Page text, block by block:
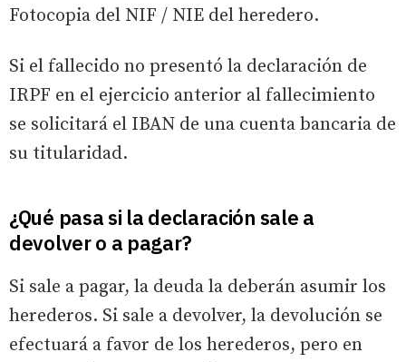
Fotocopia del NIF / NIE del heredero.
Si el fallecido no presentó la declaración de
IRPF en el ejercicio anterior al fallecimiento
se solicitará el IBAN de una cuenta bancaria de
su titularidad.
¿Qué pasa si la declaración sale a
devolver o a pagar?
Si sale a pagar, la deuda la deberán asumir los
herederos. Si sale a devolver, la devolución se
efectuará a favor de los herederos, pero en